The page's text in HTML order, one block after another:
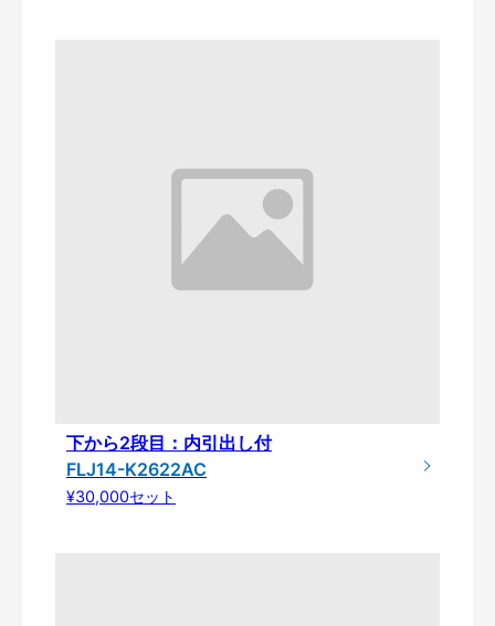
下から2段目：内引出し付
FLJ14-K2622AC
¥30,000セット